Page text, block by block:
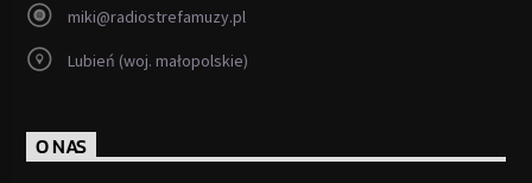
miki@radiostrefamuzy.pl
Lubień (woj. małopolskie)
O NAS